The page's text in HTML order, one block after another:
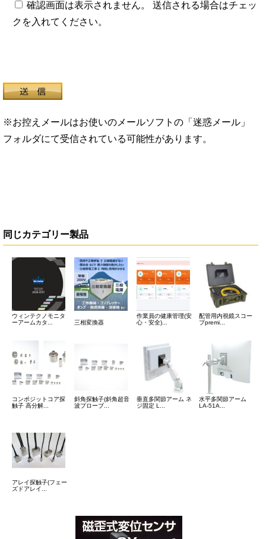
確認画面は表示されません。 送信される場合はチェッ
クを入れてください。
※お控えメールはお使いのメールソフトの「迷惑メール」
フォルダにて受信されている可能性があります。
同じカテゴリー製品
ウィンテクノモニタ
ーアームカタ...
三相変換器
作業員の健康管理(安
心・安全)...
配管用内視鏡スコー
プpremi...
コンポジットコア探
触子 高分解...
斜角探触子(斜角超音
波プローブ...
垂直多関節アーム ネ
ジ固定 L...
水平多関節アーム
LA-51A...
アレイ探触子(フェー
ズドアレイ...